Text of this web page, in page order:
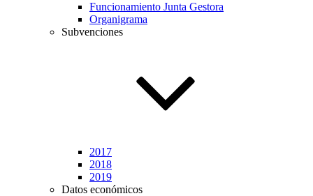
Funcionamiento Junta Gestora
Organigrama
Subvenciones
2017
2018
2019
Datos económicos